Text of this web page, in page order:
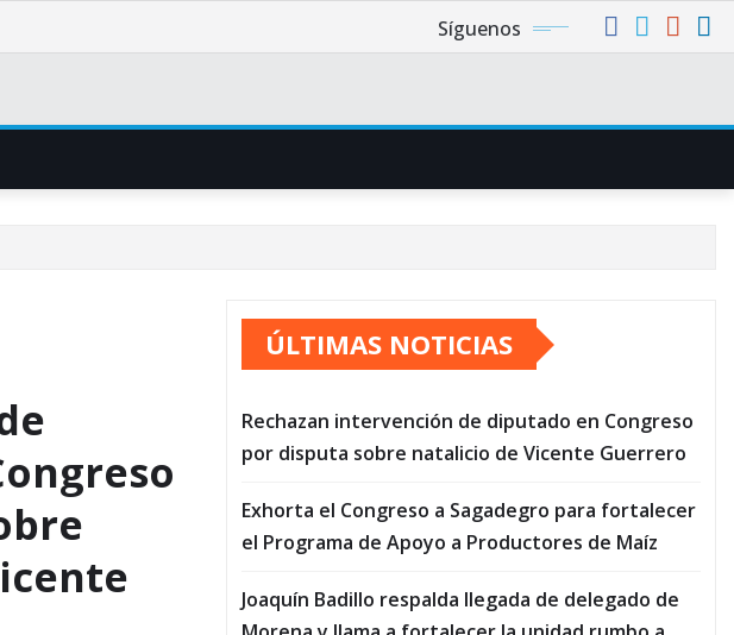
Síguenos
ÚLTIMAS NOTICIAS
Rechazan intervención de diputado en Congreso
por disputa sobre natalicio de Vicente Guerrero
Exhorta el Congreso a Sagadegro para fortalecer
el Programa de Apoyo a Productores de Maíz
Joaquín Badillo respalda llegada de delegado de